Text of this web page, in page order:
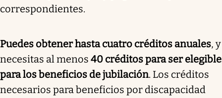
correspondientes.
Puedes obtener hasta cuatro créditos anuales, y
necesitas al menos 40 créditos para ser elegible
para los beneficios de jubilación. Los créditos
necesarios para beneficios por discapacidad